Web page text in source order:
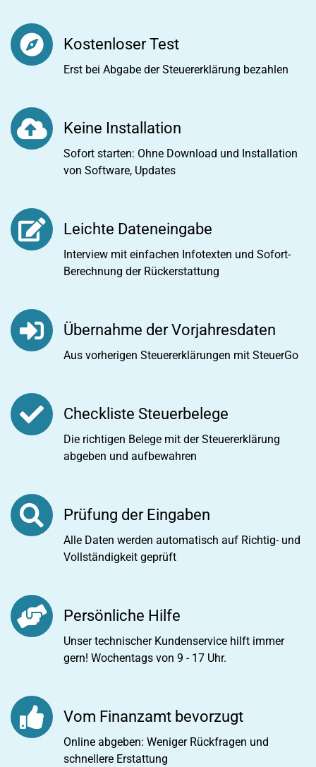
Kostenloser Test
Erst bei Abgabe der Steuererklärung bezahlen
Keine Installation
Sofort starten: Ohne Download und Installation
von Software, Updates
Leichte Dateneingabe
Interview mit einfachen Infotexten und Sofort-
Berechnung der Rückerstattung
Übernahme der Vorjahresdaten
Aus vorherigen Steuererklärungen mit SteuerGo
Checkliste Steuerbelege
Die richtigen Belege mit der Steuererklärung
abgeben und aufbewahren
Prüfung der Eingaben
Alle Daten werden automatisch auf Richtig- und
Vollständigkeit geprüft
Persönliche Hilfe
Unser technischer Kundenservice hilft immer
gern! Wochentags von 9 - 17 Uhr.
Vom Finanzamt bevorzugt
Online abgeben: Weniger Rückfragen und
schnellere Erstattung